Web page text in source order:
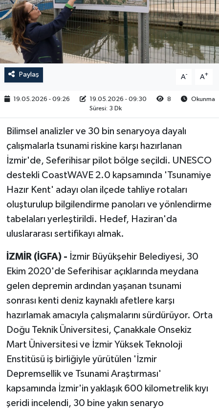
Paylaş A- A+
19.05.2026 - 09:26 19.05.2026 - 09:30 8
Okunma
Süresi: 3 Dk
Bilimsel analizler ve 30 bin senaryoya dayalı
çalışmalarla tsunami riskine karşı hazırlanan
İzmir'de, Seferihisar pilot bölge seçildi. UNESCO
destekli CoastWAVE 2.0 kapsamında 'Tsunamiye
Hazır Kent' adayı olan ilçede tahliye rotaları
oluşturulup bilgilendirme panoları ve yönlendirme
tabelaları yerleştirildi. Hedef, Haziran'da
uluslararası sertifikayı almak.
İZMİR (İGFA) - İzmir Büyükşehir Belediyesi, 30
Ekim 2020'de Seferihisar açıklarında meydana
gelen depremin ardından yaşanan tsunami
sonrası kenti deniz kaynaklı afetlere karşı
hazırlamak amacıyla çalışmalarını sürdürüyor. Orta
Doğu Teknik Üniversitesi, Çanakkale Onsekiz
Mart Üniversitesi ve İzmir Yüksek Teknoloji
Enstitüsü iş birliğiyle yürütülen 'İzmir
Depremsellik ve Tsunami Araştırması'
kapsamında İzmir'in yaklaşık 600 kilometrelik kıyı
şeridi incelendi, 30 bine yakın senaryo
RESMİ İLAN